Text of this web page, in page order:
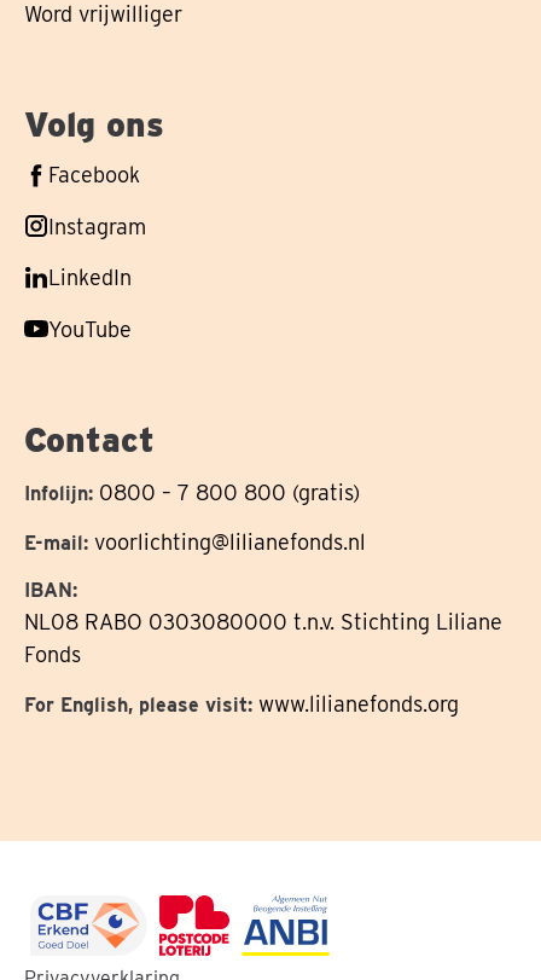
Word vrijwilliger
Volg ons
Volg
op
Facebook
Volg
op
Instagram
Volg
op
LinkedIn
Volg
YouTube
Contact
Infolijn: 0800 – 7 800 800 (gratis)
E-mail: voorlichting@lilianefonds.nl
IBAN:
NL08 RABO 0303080000 t.n.v. Stichting Liliane
Fonds
For English, please visit: www.lilianefonds.org
Ga Ga